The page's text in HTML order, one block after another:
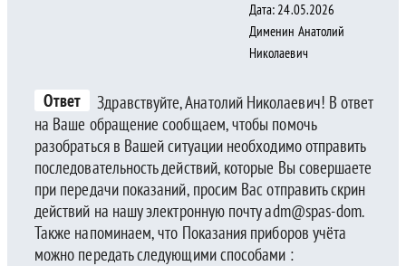
Дата: 24.05.2026
Дименин Анатолий
Николаевич
Ответ
Здравствуйте, Анатолий Николаевич! В ответ
на Ваше обращение сообщаем, чтобы помочь
разобраться в Вашей ситуации необходимо отправить
последовательность действий, которые Вы совершаете
при передачи показаний, просим Вас отправить скрин
действий на нашу электронную почту adm@spas-dom.
Также напоминаем, что Показания приборов учёта
можно передать следующими способами :